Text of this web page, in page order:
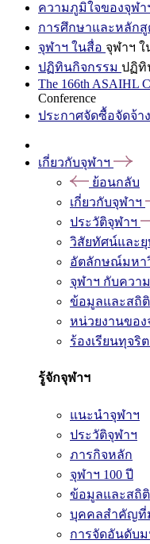
ความภูมิใจของจุฬา
การศึกษาและหลักสู
จุฬาฯ ในสื่อ จุฬาฯ ใ
ปฏิทินกิจกรรม ปฏิทิ
The 166th ASAIHL
Conference
ประกาศจัดซื้อจัดจ้าง
เกี่ยวกับจุฬาฯ
ย้อนกลับ
เกี่ยวกับจุฬาฯ
ประวัติจุฬาฯ
วิสัยทัศน์และ
อัตลักษณ์มหา
จุฬาฯ กับควา
ข้อมูลและสถิติ
หน่วยงานของ
ร้องเรียนทุจริ
รู้จักจุฬาฯ
แนะนำจุฬาฯ
ประวัติจุฬาฯ
ภารกิจหลัก
จุฬาฯ 100 ปี
ข้อมูลและสถิติ
บุคคลสำคัญที่
การจัดอันดับ